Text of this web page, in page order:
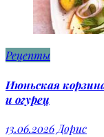
Рецепты
Июньская
и огурец
13.06.2026 Дорис